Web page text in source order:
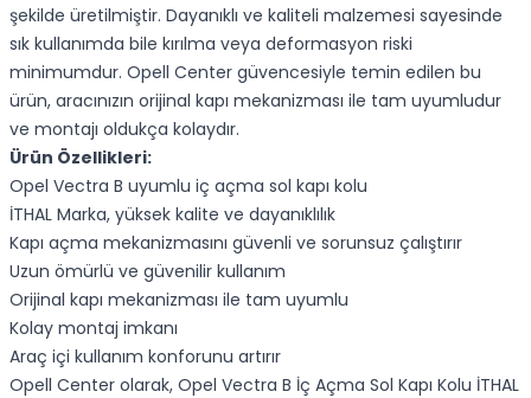
şekilde üretilmiştir. Dayanıklı ve kaliteli malzemesi sayesinde
sık kullanımda bile kırılma veya deformasyon riski
minimumdur. Opell Center güvencesiyle temin edilen bu
ürün, aracınızın orijinal kapı mekanizması ile tam uyumludur
ve montajı oldukça kolaydır.
Ürün Özellikleri:
Opel Vectra B uyumlu iç açma sol kapı kolu
İTHAL Marka, yüksek kalite ve dayanıklılık
Kapı açma mekanizmasını güvenli ve sorunsuz çalıştırır
Uzun ömürlü ve güvenilir kullanım
Orijinal kapı mekanizması ile tam uyumlu
Kolay montaj imkanı
Araç içi kullanım konforunu artırır
Opell Center olarak, Opel Vectra B İç Açma Sol Kapı Kolu İTHAL